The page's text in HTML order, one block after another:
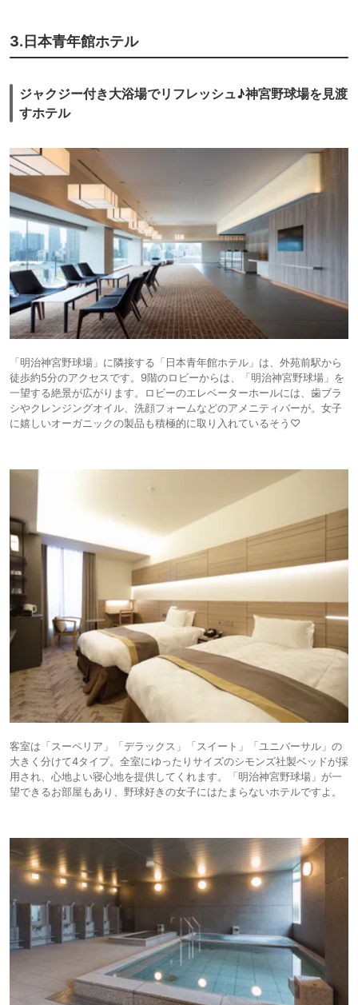
3.日本青年館ホテル
ジャクジー付き大浴場でリフレッシュ♪神宮野球場を見渡
すホテル
「明治神宮野球場」に隣接する「日本青年館ホテル」は、外苑前駅から
徒歩約5分のアクセスです。9階のロビーからは、「明治神宮野球場」を
一望する絶景が広がります。ロビーのエレベーターホールには、歯ブラ
シやクレンジングオイル、洗顔フォームなどのアメニティバーが。女子
に嬉しいオーガニックの製品も積極的に取り入れているそう♡
客室は「スーペリア」「デラックス」「スイート」「ユニバーサル」の
大きく分けて4タイプ。全室にゆったりサイズのシモンズ社製ベッドが採
用され、心地よい寝心地を提供してくれます。「明治神宮野球場」が一
望できるお部屋もあり、野球好きの女子にはたまらないホテルですよ。